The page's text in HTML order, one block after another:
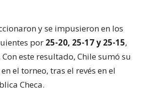
y se impusieron en los
por 25-20, 25-17 y 25-15,
este resultado, Chile sumó su
el torneo, tras el revés en el
Checa.